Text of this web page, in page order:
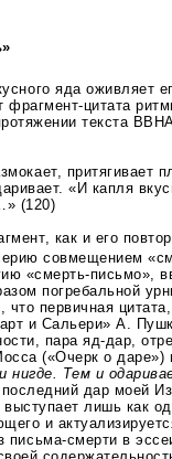
яда оживляет
фрагмент-цитата
текста
притягивает
«И капля
(120)
как и его
совмещением
«смерть-письмо» ,
погребальной
что первичная
и Сальери» А.
параяд-дар ,
(«Очерк о
нигде. Тем и
последний дар моей
лишь как
и
письма-смерти в